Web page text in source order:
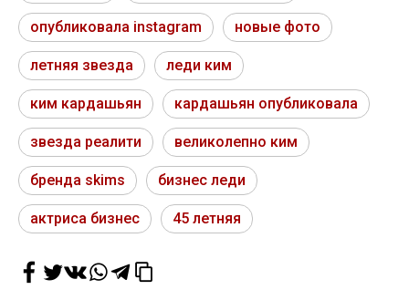
опубликовала instagram новые фото
летняя звезда леди ким
ким кардашьян кардашьян опубликовала
звезда реалити великолепно ким
бренда skims бизнес леди
актриса бизнес 45 летняя